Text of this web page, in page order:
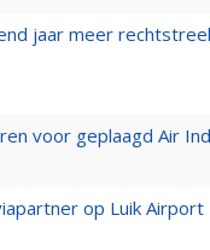
jaar meer
voor geplaagd Air
op Luik Airport